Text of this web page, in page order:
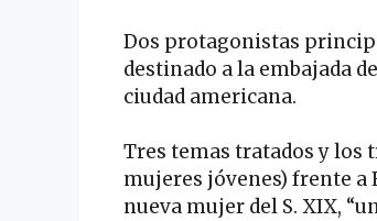
Dos protagonistas
destinado a la embajada
ciudad americana.
Tres temas tratados y los
mujeres jóvenes) frente a
nueva mujer del S. XIX,